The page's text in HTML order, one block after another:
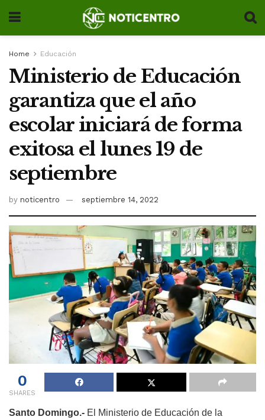
Home Educación
Ministerio de Educación
garantiza que el año
escolar iniciará de forma
exitosa el lunes 19 de
septiembre
by noticentro septiembre 14, 2022
0
SHARES
Santo Domingo.- El Ministerio de Educación de la